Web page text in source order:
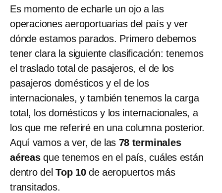
Es momento de echarle un ojo a las
operaciones aeroportuarias del país y ver
dónde estamos parados. Primero debemos
tener clara la siguiente clasificación: tenemos
el traslado total de pasajeros, el de los
pasajeros domésticos y el de los
internacionales, y también tenemos la carga
total, los domésticos y los internacionales, a
los que me referiré en una columna posterior.
Aquí vamos a ver, de las 78 terminales
aéreasque tenemos en el país, cuáles están
dentro del Top 10de aeropuertos más
transitados.